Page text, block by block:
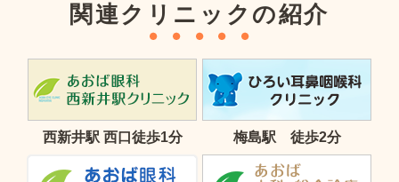
関連クリニックの紹介
西新井駅 西口徒歩1分 梅島駅 徒歩2分